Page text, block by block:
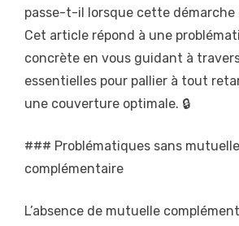
passe-t-il lorsque cette démarche
Cet article répond à une
concrète en vous guidant à
essentielles pour pallier à tout
une couverture optimale. 🔒
### Problématiques sans mutuelle
complémentaire
L’absence de mutuelle